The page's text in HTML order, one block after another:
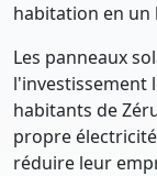
habitation en un
Les panneaux
l'investissement
habitants de
propre
réduire leur